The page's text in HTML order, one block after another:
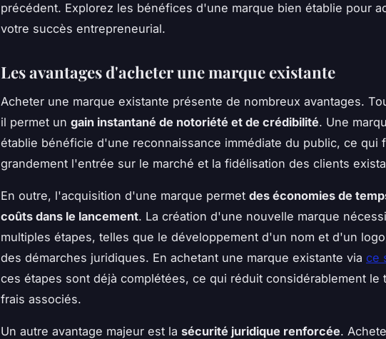
précédent. Explorez les bénéfices d'une marque bien établie pour
votre succès entrepreneurial.
Les avantages d'acheter une marque existante
Acheter une marque existante présente de nombreux avantages.
il permet un gain instantané de notoriété et de crédibilité. Une
établie bénéficie d'une reconnaissance immédiate du public, ce qui
grandement l'entrée sur le marché et la fidélisation des clients
En outre, l'acquisition d'une marque permet des économies de
coûts dans le lancement. La création d'une nouvelle marque
multiples étapes, telles que le développement d'un nom et d'un
des démarches juridiques. En achetant une marque existante via ce
ces étapes sont déjà complétées, ce qui réduit considérablement le
frais associés.
Un autre avantage majeur est la sécurité juridique renforcée.